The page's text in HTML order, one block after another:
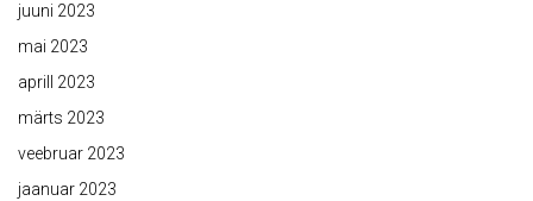
juuni 2023
mai 2023
aprill 2023
märts 2023
veebruar 2023
jaanuar 2023